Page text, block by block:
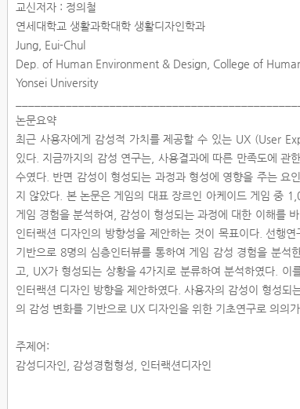
교신저자 : 정의철
연세대학교 생활과학대학 생활디자인학과
Jung, Eui-Chul
Dep. of Human Environment & Design, College of
Yonsei University
논문요약
최근 사용자에게 감성적 가치를 제공할 수 있는 UX (User
있다. 지금까지의 감성 연구는, 사용결과에 따른 만족도에 관
수였다. 반면 감성이 형성되는 과정과 형성에 영향을 주는 요
지 않았다. 본 논문은 게임의 대표 장르인 아케이드 게임 중
게임 경험을 분석하여, 감성이 형성되는 과정에 대한 이해를
인터랙션 디자인의 방향성을 제안하는 것이 목표이다. 선행
기반으로 8명의 심층인터뷰를 통하여 게임 감성 경험을 분석
고, UX가 형성되는 상황을 4가지로 분류하여 분석하였다. 이
인터랙션 디자인 방향을 제안하였다. 사용자의 감성이 형성되
의 감성 변화를 기반으로 UX 디자인을 위한 기초연구로 의의
주제어:
감성디자인, 감성경험형성, 인터랙션디자인